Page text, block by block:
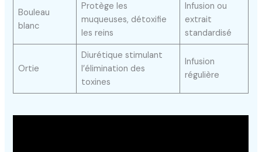
Bouleau
blanc
Protège les
muqueuses, détoxifie
les reins
Infusion ou
extrait
standardisé
Ortie
Diurétique stimulant
l’élimination des
toxines
Infusion
régulière